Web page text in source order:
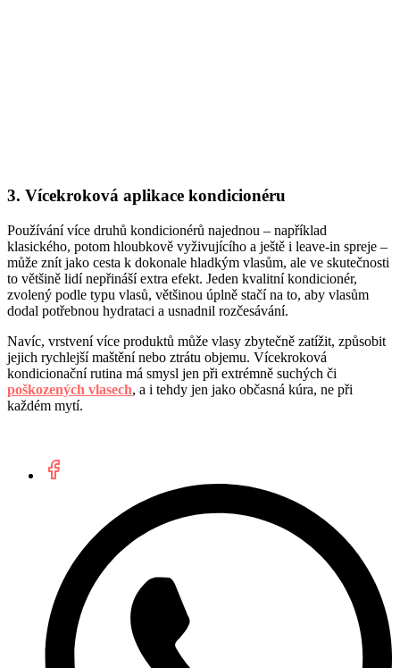
3. Vícekroková aplikace kondicionéru
Používání více druhů kondicionérů najednou – například
klasického, potom hloubkově vyživujícího a ještě i leave-in spreje –
může znít jako cesta k dokonale hladkým vlasům, ale ve skutečnosti
to většině lidí nepřináší extra efekt. Jeden kvalitní kondicionér,
zvolený podle typu vlasů, většinou úplně stačí na to, aby vlasům
dodal potřebnou hydrataci a usnadnil rozčesávání.
Navíc, vrstvení více produktů může vlasy zbytečně zatížit, způsobit
jejich rychlejší maštění nebo ztrátu objemu. Vícekroková
kondicionační rutina má smysl jen při extrémně suchých či
poškozených vlasech, a i tehdy jen jako občasná kúra, ne při
každém mytí.